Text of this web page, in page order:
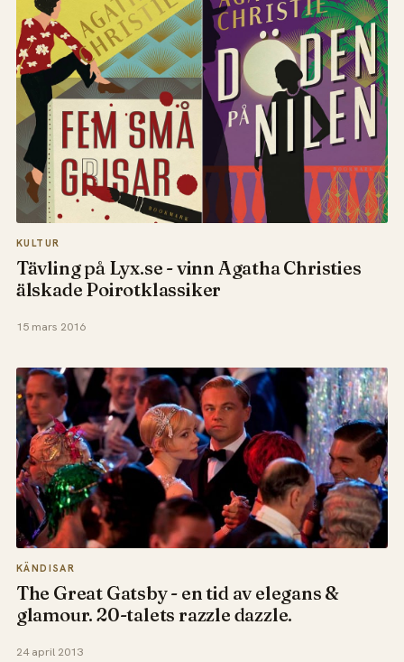
KULTUR
Tävling på Lyx.se - vinn Agatha Christies
älskade Poirotklassiker
15 mars 2016
KÄNDISAR
The Great Gatsby - en tid av elegans &
glamour. 20-talets razzle dazzle.
24 april 2013